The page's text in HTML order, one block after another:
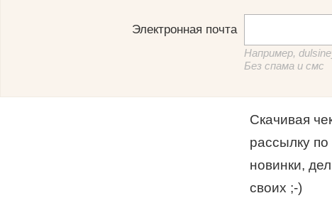
Электронная почта
Например,
Без спама и смс
Скачивая
рассылку
новинки,
своих ;-)